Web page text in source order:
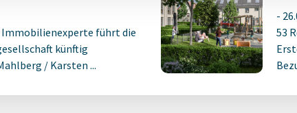
Immobilienexperte führt die
künftig
/ Karsten ...
-
53